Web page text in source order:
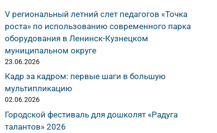
V региональный летний слет педагогов «Точка
роста» по использованию современного парка
оборудования в Ленинск-Кузнецком
муниципальном округе
23.06.2026
Кадр за кадром: первые шаги в большую
мультипликацию
02.06.2026
Городской фестиваль для дошколят «Радуга
талантов» 2026